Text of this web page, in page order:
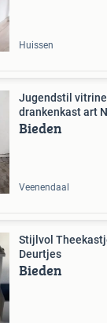
Huissen
Jugendstil
drankenkast art
Bieden
Veenendaal
Stijlvol
Deurtjes
Bieden